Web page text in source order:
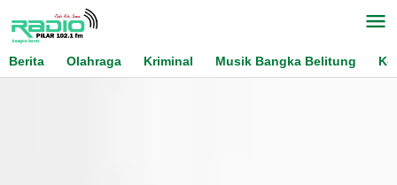
content
Berita
Olahraga Kriminal Musik Bangka Belitung